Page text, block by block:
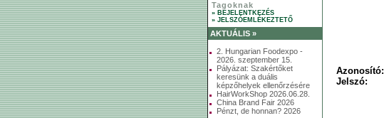
Tagoknak
» BEJELENTKEZÉS
» JELSZÓEMLÉKEZTETŐ
AKTUÁLIS »
2. Hungarian Foodexpo -
2026. szeptember 15.
Pályázat: Szakértőket
keresünk a duális
képzőhelyek ellenőrzésére
HairWorkShop 2026.06.28.
China Brand Fair 2026
Pénzt, de honnan? 2026
Azonosító:
Jelszó: